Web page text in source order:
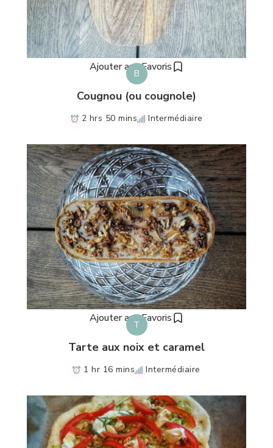
Ajouter aux Favoris
B
Cougnou (ou cougnole)
2 hrs 50 mins Intermédiaire
Ajouter aux Favoris
T
Tarte aux noix et caramel
1 hr 16 mins Intermédiaire